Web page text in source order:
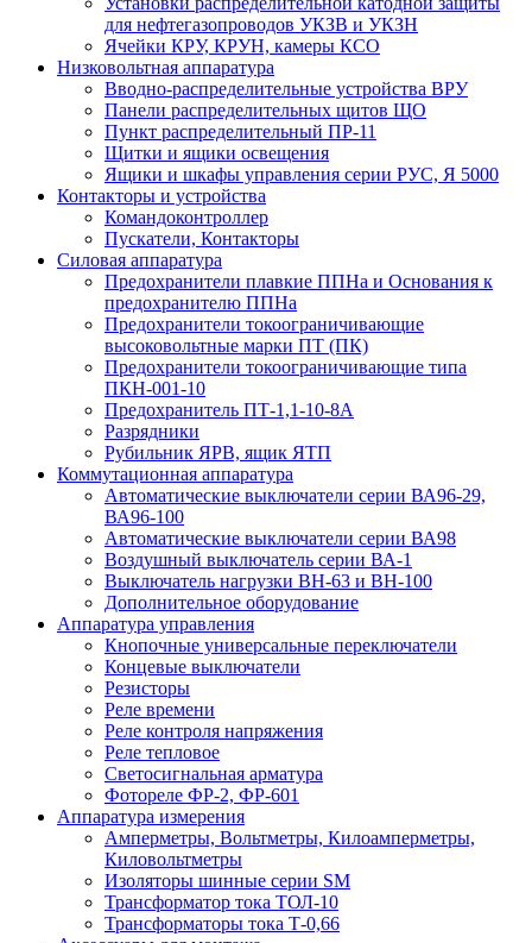
для нефтегазопроводов УКЗВ и УКЗН
Ячейки КРУ, КРУН, камеры КСО
Низковольтная аппаратура
Вводно-распределительные устройства ВРУ
Панели распределительных щитов ЩО
Пункт распределительный ПР-11
Щитки и ящики освещения
Ящики и шкафы управления серии РУС, Я 5000
Контакторы и устройства
Командоконтроллер
Пускатели, Контакторы
Силовая аппаратура
Предохранители плавкие ППНа и Основания к
предохранителю ППНа
Предохранители токоограничивающие
высоковольтные марки ПТ (ПК)
Предохранители токоограничивающие типа
ПКН-001-10
Предохранитель ПТ-1,1-10-8А
Разрядники
Рубильник ЯРВ, ящик ЯТП
Коммутационная аппаратура
Автоматические выключатели серии ВА96-29,
ВА96-100
Автоматические выключатели серии ВА98
Воздушный выключатель серии ВА-1
Выключатель нагрузки ВН-63 и ВН-100
Дополнительное оборудование
Аппаратура управления
Кнопочные универсальные переключатели
Концевые выключатели
Резисторы
Реле времени
Реле контроля напряжения
Реле тепловое
Светосигнальная арматура
Фотореле ФР-2, ФР-601
Аппаратура измерения
Амперметры, Вольтметры, Килоамперметры,
Киловольтметры
Изоляторы шинные серии SM
Трансформатор тока ТОЛ-10
Трансформаторы тока Т-0,66